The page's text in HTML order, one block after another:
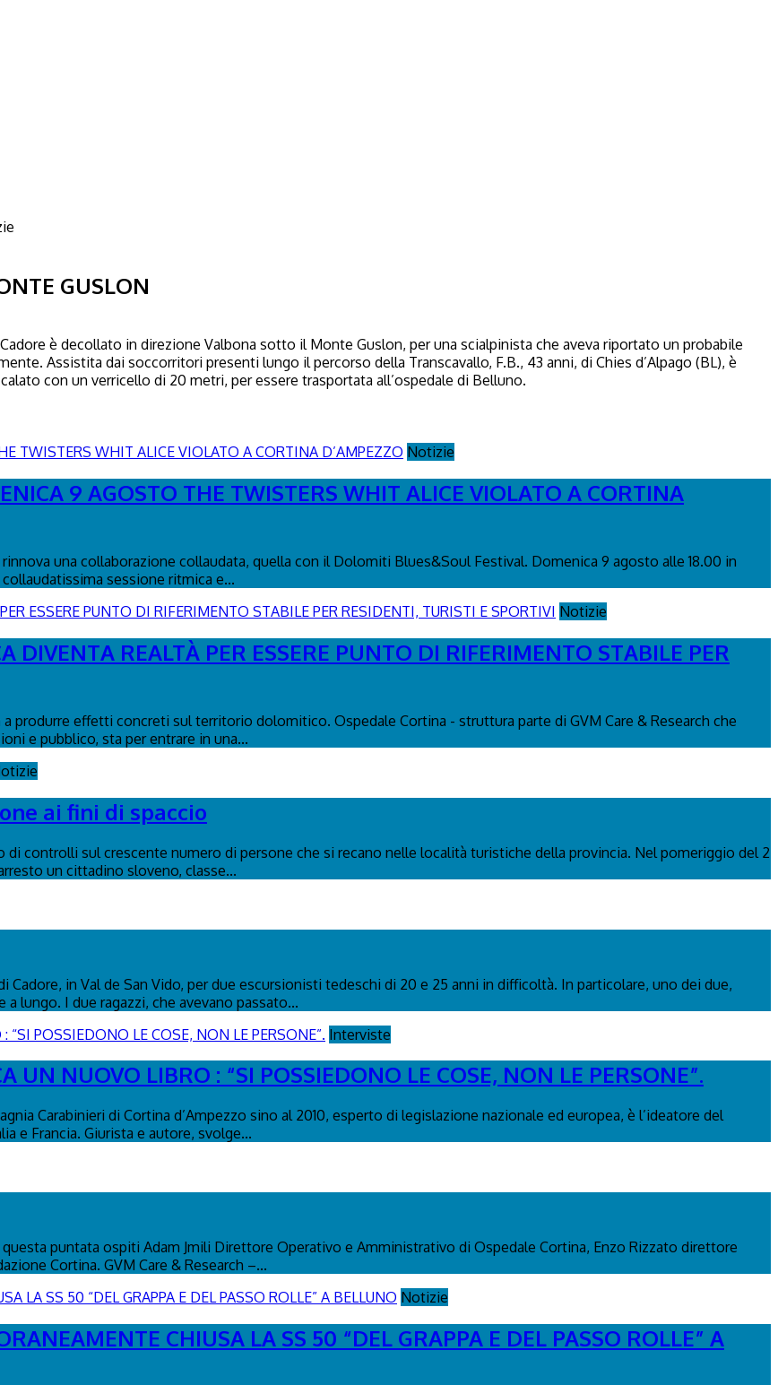
GUSLON
è decollato in direzione Valbona sotto il Monte Guslon, per una scialpinista che aveva riportato un probabile
Assistita dai soccorritori presenti lungo il percorso della Transcavallo, F.B., 43 anni, di Chies d’Alpago (BL), è
con un verricello di 20 metri, per essere trasportata all’ospedale di Belluno.
Notizie
9 AGOSTO THE TWISTERS WHIT ALICE VIOLATO A CORTINA
una collaborazione collaudata, quella con il Dolomiti Blues&Soul Festival. Domenica 9 agosto alle 18.00 in
sessione ritmica e...
Notizie
DIVENTA REALTÀ PER ESSERE PUNTO DI RIFERIMENTO STABILE PER
produrre effetti concreti sul territorio dolomitico. Ospedale Cortina - struttura parte di GVM Care & Research che
e pubblico, sta per entrare in una...
ai fini di spaccio
controlli sul crescente numero di persone che si recano nelle località turistiche della provincia. Nel pomeriggio del 2
un cittadino sloveno, classe...
in Val de San Vido, per due escursionisti tedeschi di 20 e 25 anni in difficoltà. In particolare, uno dei due,
lungo. I due ragazzi, che avevano passato...
Interviste
UN NUOVO LIBRO : “SI POSSIEDONO LE COSE, NON LE PERSONE”.
Carabinieri di Cortina d’Ampezzo sino al 2010, esperto di legislazione nazionale ed europea, è l’ideatore del
e Francia. Giurista e autore, svolge...
puntata ospiti Adam Jmili Direttore Operativo e Amministrativo di Ospedale Cortina, Enzo Rizzato direttore
Cortina. GVM Care & Research –...
Notizie
CHIUSA LA SS 50 “DEL GRAPPA E DEL PASSO ROLLE” A